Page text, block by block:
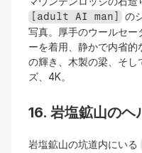
[adult AI man] の
写真。厚手のウールセ
ーを着用、静かで内省
の輝き、木製の梁、そ
ズ、4K。
16. 岩塩鉱山のヘ
岩塩鉱山の坑道内にいる